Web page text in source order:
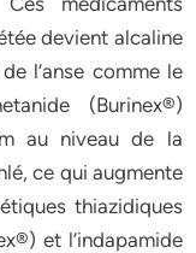
devient alcaline
l’anse comme le
(Burinex®)
au niveau de la
ce qui augmente
thiazidiques
et l’indapamide